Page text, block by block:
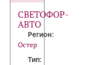
СВЕТОФОР-
АВТО
Регион:
Остер
Тип: